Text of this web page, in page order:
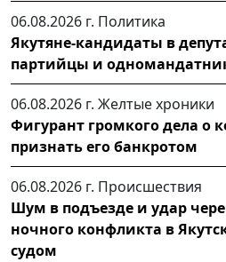
06.08.2026 г. Политика
Якутяне-кандидаты в
партийцы и
06.08.2026 г. Желтые хроники
Фигурант громкого дела о
признать его банкротом
06.08.2026 г. Происшествия
Шум в подъезде и удар
ночного конфликта в
судом